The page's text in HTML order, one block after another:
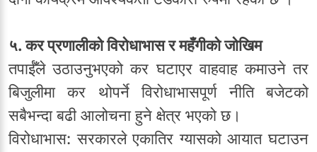
५. कर प्रणालीको विरोधाभास र महँगीको जोखिम
तपाईँले उठाउनुभएको कर घटाएर वाहवाह कमाउने तर
बिजुलीमा कर थोपर्ने विरोधाभासपूर्ण नीति बजेटको
सबैभन्दा बढी आलोचना हुने क्षेत्र भएको छ।
विरोधाभास: सरकारले एकातिर ग्यासको आयात घटाउन